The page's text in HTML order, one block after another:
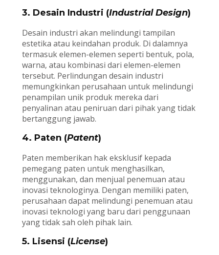
3. Desain Industri (Industrial Design)
Desain industri akan melindungi tampilan
estetika atau keindahan produk. Di dalamnya
termasuk elemen-elemen seperti bentuk, pola,
warna, atau kombinasi dari elemen-elemen
tersebut. Perlindungan desain industri
memungkinkan perusahaan untuk melindungi
penampilan unik produk mereka dari
penyalinan atau peniruan dari pihak yang tidak
bertanggung jawab.
4. Paten (Patent)
Paten memberikan hak eksklusif kepada
pemegang paten untuk menghasilkan,
menggunakan, dan menjual penemuan atau
inovasi teknologinya. Dengan memiliki paten,
perusahaan dapat melindungi penemuan atau
inovasi teknologi yang baru dari penggunaan
yang tidak sah oleh pihak lain.
5. Lisensi (License)